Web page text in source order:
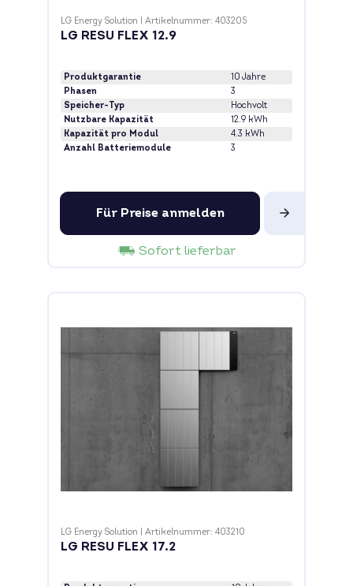
LG Energy Solution Artikelnummer: 403205
LG RESU FLEX 12.9
Produktgarantie
10 Jahre
Phasen
3
Speicher-Typ
Hochvolt
Nutzbare Kapazität
12.9 kWh
Kapazität pro Modul
4.3 kWh
Anzahl Batteriemodule
3
Für Preise anmelden
Sofort lieferbar
LG Energy Solution Artikelnummer: 403210
LG RESU FLEX 17.2